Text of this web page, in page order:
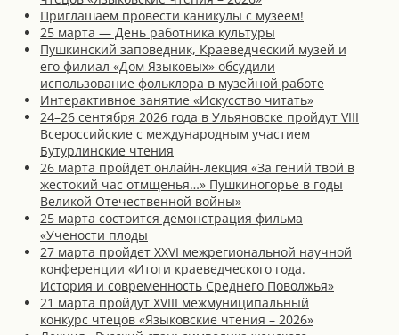
Приглашаем провести каникулы с музеем!
25 марта — День работника культуры
Пушкинский заповедник, Краеведческий музей и
его филиал «Дом Языковых» обсудили
использование фольклора в музейной работе
Интерактивное занятие «Искусство читать»
24–26 сентября 2026 года в Ульяновске пройдут VIII
Всероссийские с международным участием
Бутурлинские чтения
26 марта пройдет онлайн-лекция «За гений твой в
жестокий час отмщенья…» Пушкиногорье в годы
Великой Отечественной войны»
25 марта состоится демонстрация фильма
«Учености плоды
27 марта пройдет XXVI межрегиональной научной
конференции «Итоги краеведческого года.
История и современность Среднего Поволжья»
21 марта пройдут XVIII межмуниципальный
конкурс чтецов «Языковские чтения – 2026»